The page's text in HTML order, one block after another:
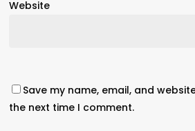
Website
Save my name, email, and
the next time I comment.